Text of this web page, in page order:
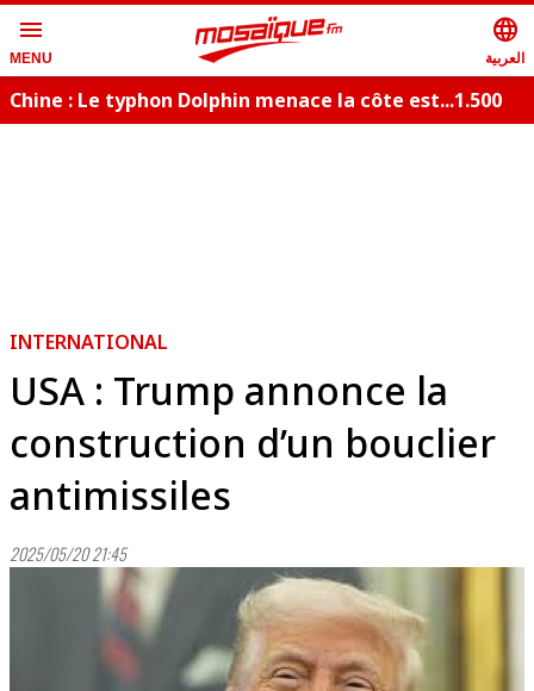
menu
MENU
language
العربية
Chine : Le typhon Dolphin menace la côte est...1.500
INTERNATIONAL
USA : Trump annonce la
construction d’un bouclier
antimissiles
2025/05/20 21:45